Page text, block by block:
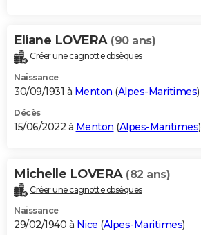
Eliane LOVERA (90 ans)
Créer une cagnotte obsèques
Naissance
30/09/1931 à Menton (Alpes-Maritimes)
Décès
15/06/2022 à Menton (Alpes-Maritimes)
Michelle LOVERA (82 ans)
Créer une cagnotte obsèques
Naissance
29/02/1940 à Nice (Alpes-Maritimes)